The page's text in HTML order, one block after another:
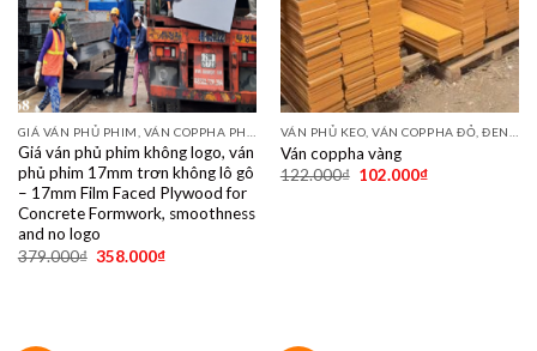
GIÁ VÁN PHỦ PHIM, VÁN COPPHA PHỦ PHIM GIÁ RẺ
Giá ván phủ phim không logo, ván
phủ phim 17mm trơn không lô gô
– 17mm Film Faced Plywood for
Concrete Formwork, smoothness
and no logo
379.000₫ 358.000₫
VÁN PHỦ KEO, VÁN COPPHA ĐỎ, ĐEN, VÀNG
Ván coppha vàng
122.000₫ 102.000₫